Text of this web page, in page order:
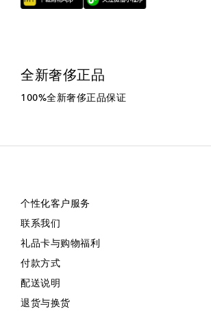
全新奢侈正品
100%全新奢侈正品保证
个性化客户服务
联系我们
礼品卡与购物福利
付款方式
配送说明
退货与换货